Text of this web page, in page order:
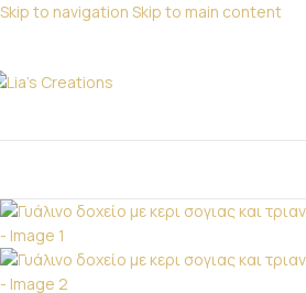
Skip to navigation Skip to main content